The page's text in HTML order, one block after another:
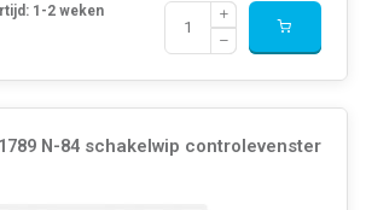
1-2 weken
N-84 schakelwip controlevenster